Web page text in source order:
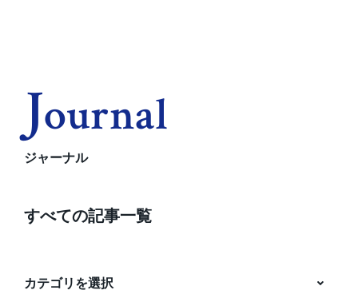
JOurnal
ジャーナル
すべての記事一覧
カテゴリを選択